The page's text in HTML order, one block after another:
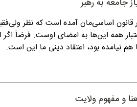
جامعه به رهبر
قانون اساسی‌مان آمده است که نظر
همه این‌ها به امضای اوست. فرضاً
هم نیامده بود، اعتقاد دینی ما این است.
و مفهوم ولایت